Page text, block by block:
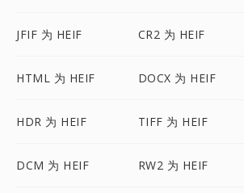
JFIF 为 HEIF CR2 为 HEIF
HTML 为 HEIF DOCX 为 HEIF
HDR 为 HEIF TIFF 为 HEIF
DCM 为 HEIF RW2 为 HEIF